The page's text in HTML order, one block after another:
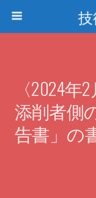
〈2024年
添削者側
告書」の